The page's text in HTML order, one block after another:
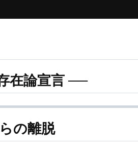
在論宣言 ──
の離脱